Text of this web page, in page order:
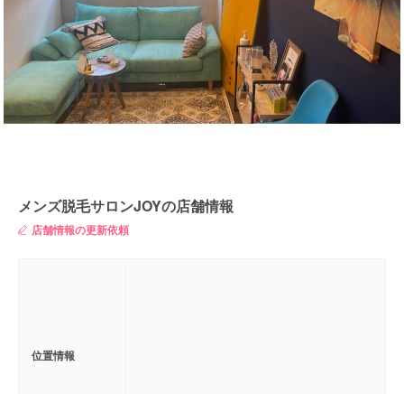
メンズ脱毛サロンJOYの店舗情報
店舗情報の更新依頼
位置情報